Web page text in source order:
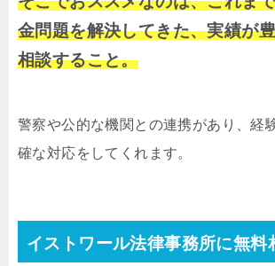
金問題を解決してきた、実績が
相談すること。
警察や公的な機関との連携があり、経
確な対応をしてくれます。
イストワール法律事務所に無料